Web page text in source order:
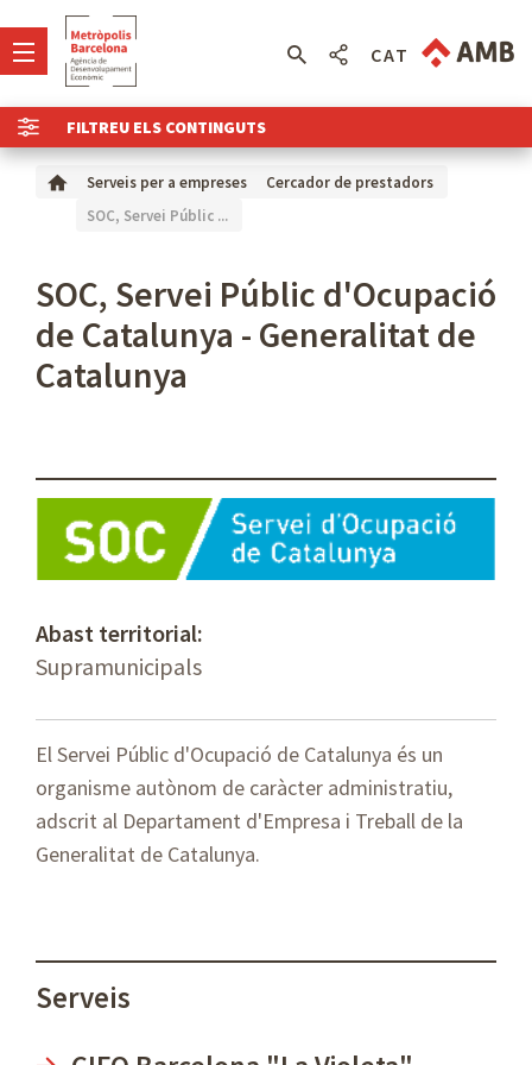
FILTREU ELS CONTINGUTS
CAT
Serveis per a empreses
Cercador de prestadors
SOC, Servei Públic ...
SOC, Servei Públic d'Ocupació
de Catalunya - Generalitat de
Catalunya
Abast territorial:
Supramunicipals
El Servei Públic d'Ocupació de Catalunya és un
organisme autònom de caràcter administratiu,
adscrit al Departament d'Empresa i Treball de la
Generalitat de Catalunya.
Serveis